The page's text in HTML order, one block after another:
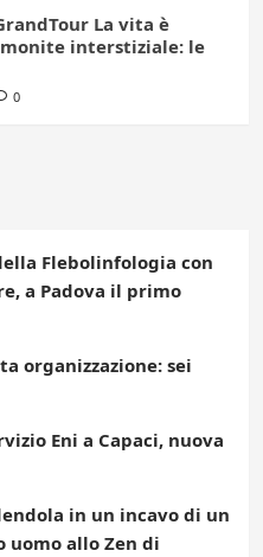
La vita è
interstiziale: le
0
Flebolinfologia con
a Padova il primo
organizzazione: sei
Eni a Capaci, nuova
in un incavo di un
uomo allo Zen di